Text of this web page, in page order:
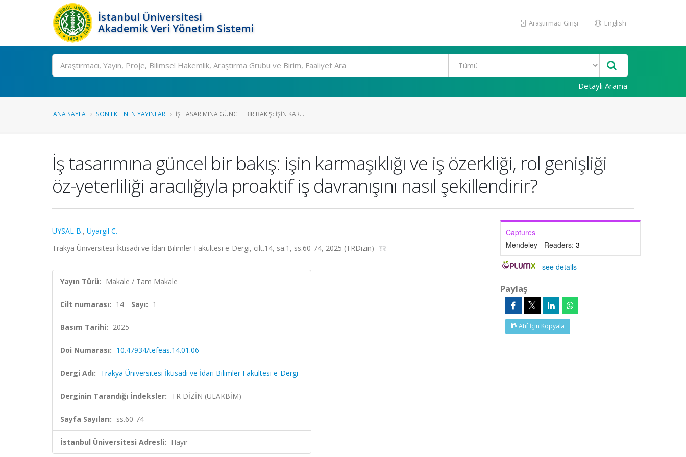
İstanbul Üniversitesi
Akademik Veri Yönetim Sistemi
Araştırmacı Girişi English
Ara
Detaylı Arama
ANA SAYFA SON EKLENEN YAYINLAR İŞ TASARIMINA GÜNCEL BIR BAKIŞ: IŞIN KAR...
İş tasarımına güncel bir bakış: işin karmaşıklığı ve iş özerkliği, rol genişliği
öz-yeterliliği aracılığıyla proaktif iş davranışını nasıl şekillendirir?
UYSAL B., Uyargil C.
Trakya Üniversitesi İktisadi ve İdari Bilimler Fakültesi e-Dergi, cilt.14, sa.1, ss.60-74, 2025 (TRDizin)
Yayın Türü: Makale / Tam Makale
Cilt numarası: 14 Sayı: 1
Basım Tarihi: 2025
Doi Numarası: 10.47934/tefeas.14.01.06
Dergi Adı: Trakya Üniversitesi İktisadi ve İdari Bilimler Fakültesi e-Dergi
Derginin Tarandığı İndeksler: TR DİZİN (ULAKBİM)
Sayfa Sayıları: ss.60-74
İstanbul Üniversitesi Adresli: Hayır
Captures
Mendeley - Readers: 3
-see details
Paylaş
Atıf İçin Kopyala